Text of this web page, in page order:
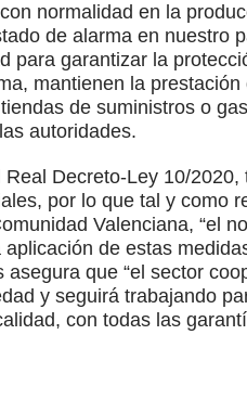
normalidad en la
de alarma en nuestro
para garantizar la
mantienen la
de suministros o
autoridades.
Decreto-Ley 10/
por lo que tal y como
Valenciana, “el
de estas
que “el sector
y seguirá trabajando
con todas las